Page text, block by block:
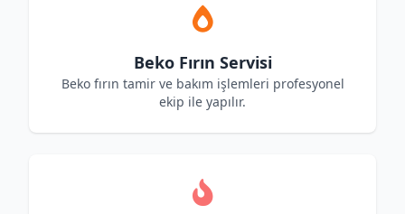
Beko Fırın Servisi
Beko fırın tamir ve bakım işlemleri profesyonel
ekip ile yapılır.